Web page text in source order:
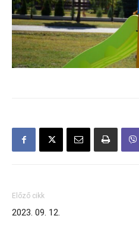
Előző cikk
2023. 09. 12.